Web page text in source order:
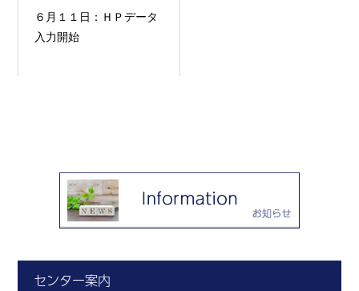
６月１１日：ＨＰデータ
入力開始
センター案内